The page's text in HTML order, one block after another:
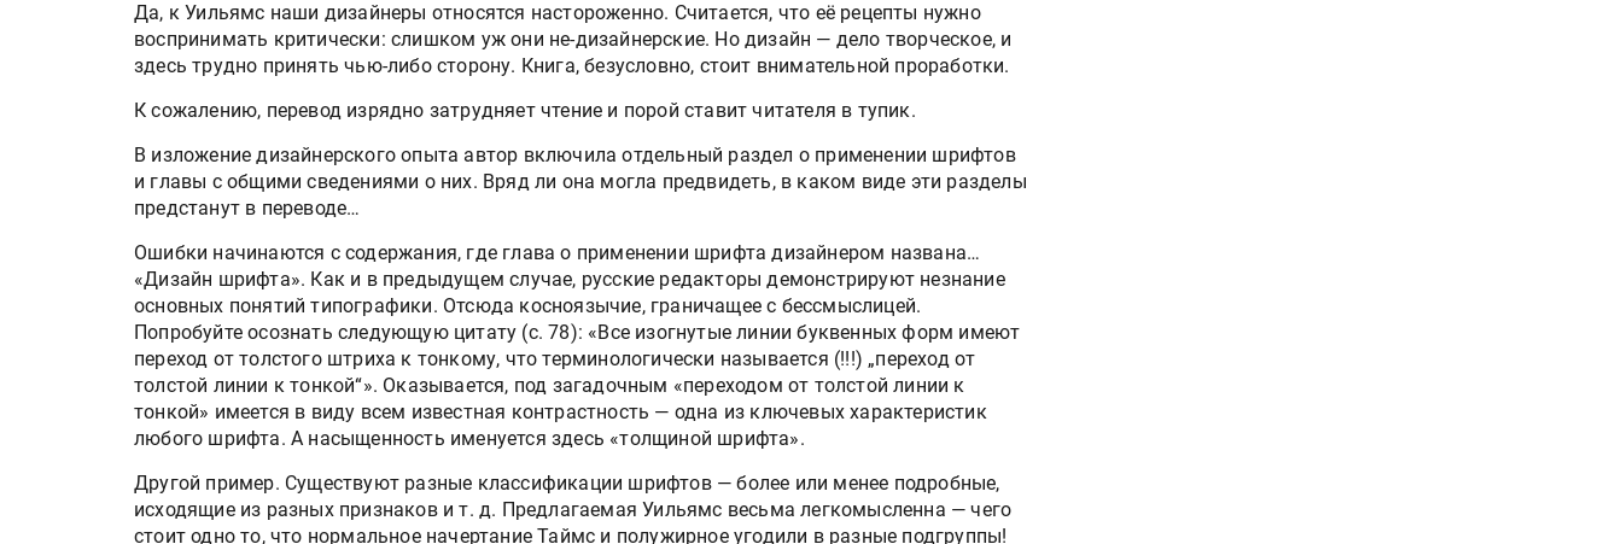
Да, к Уильямс наши дизайнеры относятся настороженно. Считается, что её рецепты нужно
воспринимать критически: слишком уж они не-дизайнерские. Но дизайн — дело творческое, и
здесь трудно принять чью-либо сторону. Книга, безусловно, стоит внимательной проработки.
К сожалению, перевод изрядно затрудняет чтение и порой ставит читателя в тупик.
В изложение дизайнерского опыта автор включила отдельный раздел о применении шрифтов
и главы с общими сведениями о них. Вряд ли она могла предвидеть, в каком виде эти разделы
предстанут в переводе…
Ошибки начинаются с содержания, где глава о применении шрифта дизайнером названа…
«Дизайн шрифта». Как и в предыдущем случае, русские редакторы демонстрируют незнание
основных понятий типографики. Отсюда косноязычие, граничащее с бессмыслицей.
Попробуйте осознать следующую цитату (с. 78): «Все изогнутые линии буквенных форм имеют
переход от толстого штриха к тонкому, что терминологически называется (!!!) „переход от
толстой линии к тонкой“». Оказывается, под загадочным «переходом от толстой линии к
тонкой» имеется в виду всем известная контрастность — одна из ключевых характеристик
любого шрифта. А насыщенность именуется здесь «толщиной шрифта».
Другой пример. Существуют разные классификации шрифтов — более или менее подробные,
исходящие из разных признаков и т. д. Предлагаемая Уильямс весьма легкомысленна — чего
стоит одно то, что нормальное начертание Таймс и полужирное угодили в разные подгруппы!